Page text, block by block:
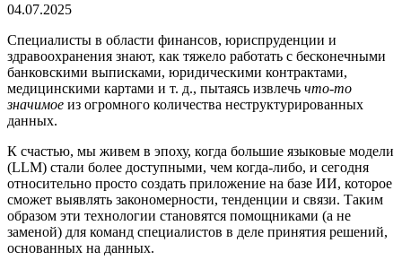
04.07.2025
Специалисты в области финансов, юриспруденции и
здравоохранения знают, как тяжело работать с бесконечными
банковскими выписками, юридическими контрактами,
медицинскими картами и т. д., пытаясь извлечь что-то
значимое из огромного количества неструктурированных
данных.
К счастью, мы живем в эпоху, когда большие языковые модели
(LLM) стали более доступными, чем когда-либо, и сегодня
относительно просто создать приложение на базе ИИ, которое
сможет выявлять закономерности, тенденции и связи. Таким
образом эти технологии становятся помощниками (а не
заменой) для команд специалистов в деле принятия решений,
основанных на данных.